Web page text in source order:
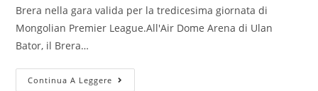
Brera nella gara valida per la tredicesima giornata di
Mongolian Premier League.All'Air Dome Arena di Ulan
Bator, il Brera…
Continua A Leggere